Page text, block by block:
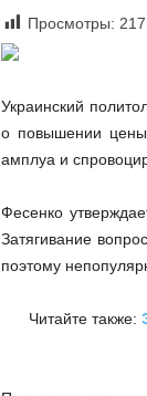
Просмотры: 217
Украинский
о повышении
амплуа и
Фесенко
Затягивание
поэтому
Читайте также: